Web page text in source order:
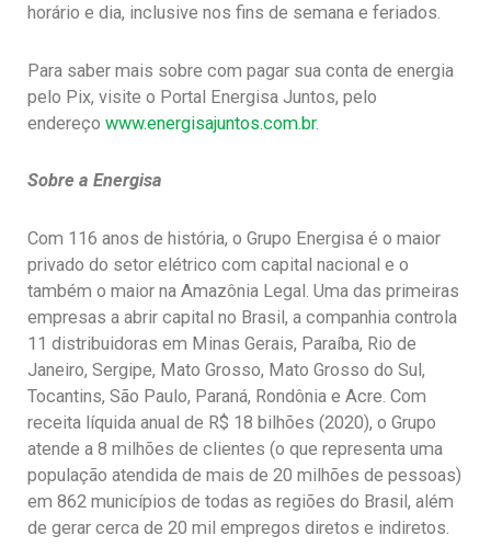
horário e dia, inclusive nos fins de semana e feriados.
Para saber mais sobre com pagar sua conta de energia
pelo Pix, visite o Portal Energisa Juntos, pelo
endereço www.energisajuntos.com.br.
Sobre a Energisa
Com 116 anos de história, o Grupo Energisa é o maior
privado do setor elétrico com capital nacional e o
também o maior na Amazônia Legal. Uma das primeiras
empresas a abrir capital no Brasil, a companhia controla
11 distribuidoras em Minas Gerais, Paraíba, Rio de
Janeiro, Sergipe, Mato Grosso, Mato Grosso do Sul,
Tocantins, São Paulo, Paraná, Rondônia e Acre. Com
receita líquida anual de R$ 18 bilhões (2020), o Grupo
atende a 8 milhões de clientes (o que representa uma
população atendida de mais de 20 milhões de pessoas)
em 862 municípios de todas as regiões do Brasil, além
de gerar cerca de 20 mil empregos diretos e indiretos.